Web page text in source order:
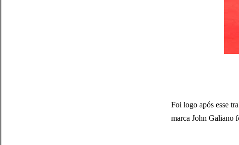
Foi logo após esse
marca John Galiano